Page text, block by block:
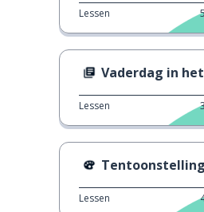
Lessen
Vaderdag in het
Lessen
Tentoonstelling in
Lessen